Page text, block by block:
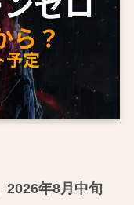
2026年8月中旬